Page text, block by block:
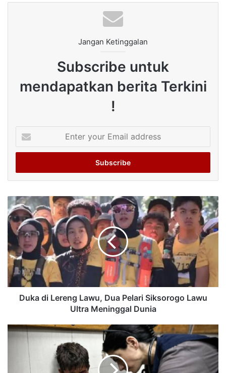
Jangan Ketinggalan
Subscribe untuk
mendapatkan berita Terkini
!
your
Email
Duka di Lereng Lawu, Dua Pelari Siksorogo Lawu
Ultra Meninggal Dunia